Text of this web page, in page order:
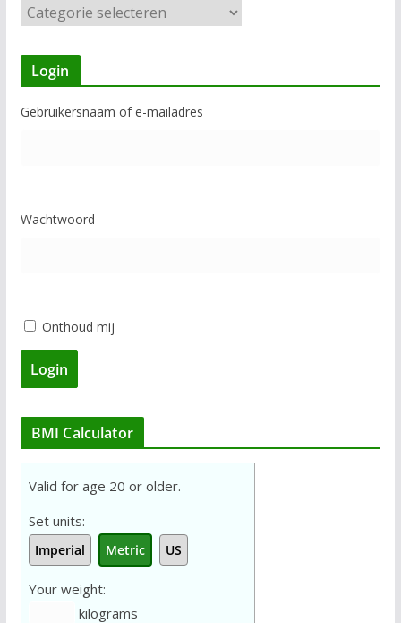
C
a
t
o
ë
Login
Gebruikersnaam of e-mailadres
Wachtwoord
Onthoud mij
Login
BMI Calculator
Valid for age 20 or older.
Set units:
Imperial Metric US
Your weight:
kilograms